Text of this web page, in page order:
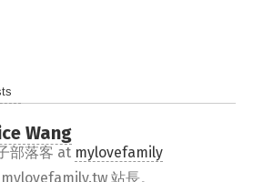
Wang
部落客 at mylovefamily
站長。